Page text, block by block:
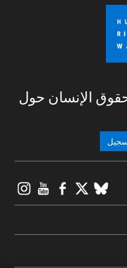
الإنسان حول
BlueSky
X